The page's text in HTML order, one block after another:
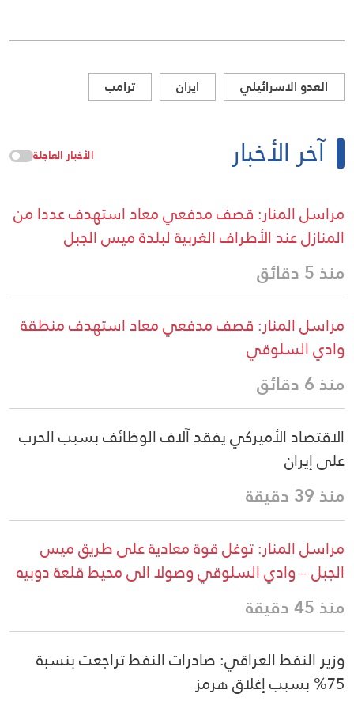
العدو الاسرائيلي ايران ترامب
آخر الأخبار الأخبار العاجلة
مراسل المنار: قصف مدفعي معاد استهدف عددا من
المنازل عند الأطراف الغربية لبلدة ميس الجبل
منذ 5 دقائق
مراسل المنار: قصف مدفعي معاد استهدف منطقة
وادي السلوقي
منذ 6 دقائق
الاقتصاد الأميركي يفقد آلاف الوظائف بسبب الحرب
على إيران
منذ 39 دقيقة
مراسل المنار: توغل قوة معادية على طريق ميس
الجبل – وادي السلوقي وصولا الى محيط قلعة دوبيه
منذ 45 دقيقة
وزير النفط العراقي: صادرات النفط تراجعت بنسبة
75% بسبب إغلاق هرمز